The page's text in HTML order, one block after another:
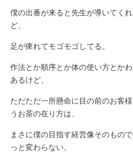
僕の出番が来ると先生が導いてく
ど、
足が痺れてモゴモゴしてる。
作法とか順序とか体の使い方とか
あるけど、
ただただ一所懸命に目の前のお客
うお茶の在り方は、
まさに僕の目指す経営像そのもの
っと変わらない。